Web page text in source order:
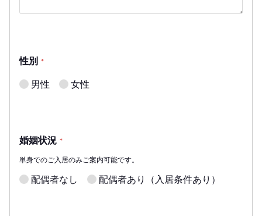
性別 *
男性 女性
婚姻状況 *
単身でのご入居のみご案内可能です。
配偶者なし 配偶者あり（入居条件あり）